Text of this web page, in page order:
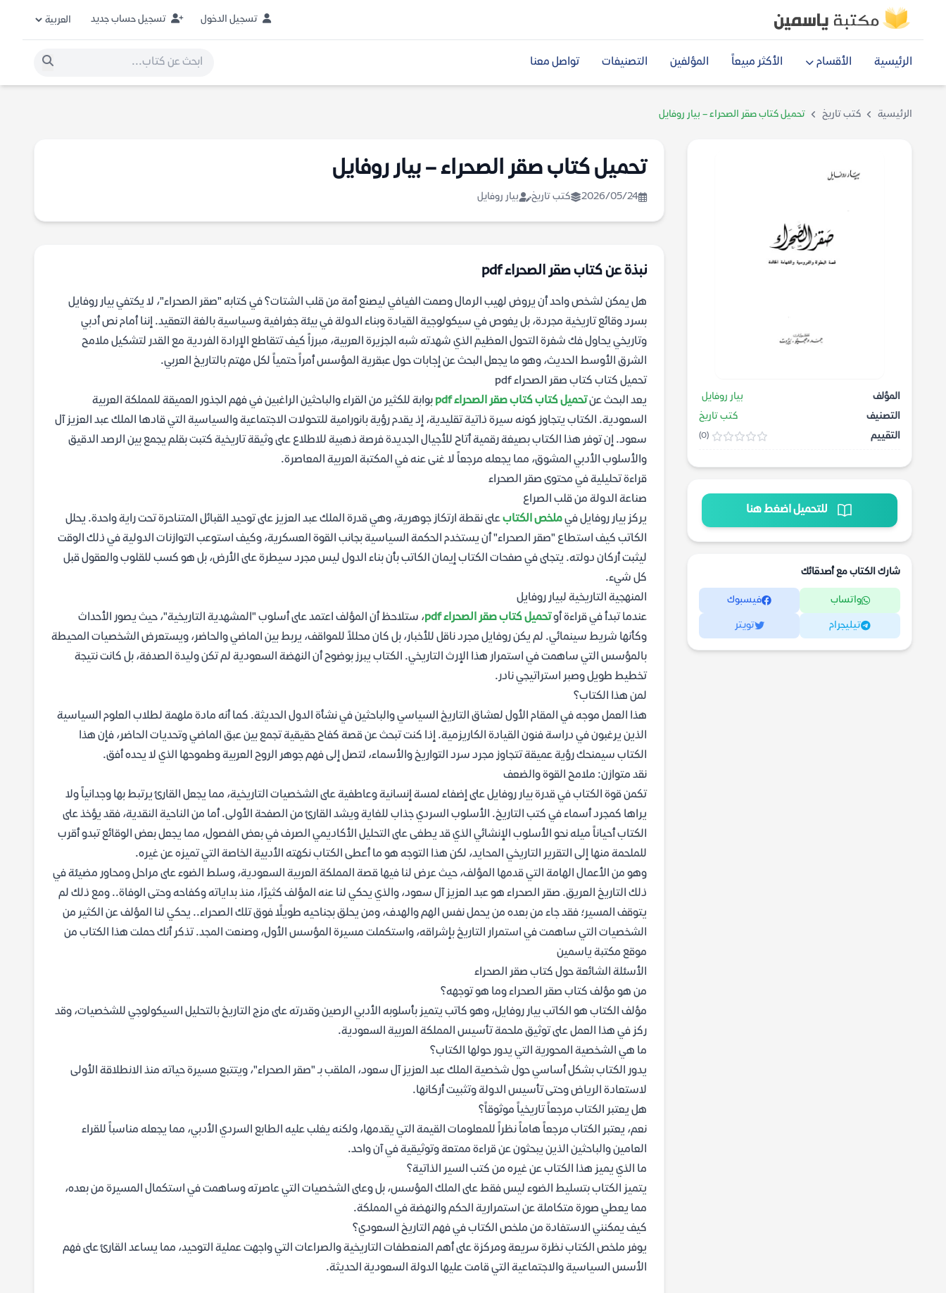
تسجيل الدخول تسجيل حساب جديد
الرئيسية الأقسام الأكثر مبيعاً المؤلفين التصنيفات تواصل معنا
الرئيسية كتب تاريخ تحميل كتاب صقر الصحراء – بيار روفايل
المؤلف
بيار روفايل
التصنيف
كتب تاريخ
التقييم
(0)
للتحميل اضغط هنا
شارك الكتاب مع أصدقائك
واتساب فيسبوك
تيليجرام تويتر
تحميل كتاب صقر الصحراء – بيار روفايل
2026/05/24 كتب تاريخ بيار روفايل
نبذة عن كتاب صقر الصحراء pdf
هل يمكن لشخص واحد أن يروض لهيب الرمال وصمت الفيافي ليصنع أمة من قلب الشتات؟ في كتابه "صقر الصحراء"، لا يكتفي بيار روفايل
بسرد وقائع تاريخية مجردة، بل يغوص في سيكولوجية القيادة وبناء الدولة في بيئة جغرافية وسياسية بالغة التعقيد. إننا أمام نص أدبي
وتاريخي يحاول فك شفرة التحول العظيم الذي شهدته شبه الجزيرة العربية، مبرزاً كيف تتقاطع الإرادة الفردية مع القدر لتشكيل ملامح
الشرق الأوسط الحديث، وهو ما يجعل البحث عن إجابات حول عبقرية المؤسس أمراً حتمياً لكل مهتم بالتاريخ العربي.
تحميل كتاب كتاب صقر الصحراء pdf
يعد البحث عنتحميل كتاب كتاب صقر الصحراء pdf
بوابة للكثير من القراء والباحثين الراغبين في فهم الجذور العميقة للمملكة العربية
السعودية. الكتاب يتجاوز كونه سيرة ذاتية تقليدية، إذ يقدم رؤية بانورامية للتحولات الاجتماعية والسياسية التي قادها الملك عبد العزيز آل
سعود. إن توفر هذا الكتاب بصيغة رقمية أتاح للأجيال الجديدة فرصة ذهبية للاطلاع على وثيقة تاريخية كتبت بقلم يجمع بين الرصد الدقيق
والأسلوب الأدبي المشوق، مما يجعله مرجعاً لا غنى عنه في المكتبة العربية المعاصرة.
قراءة تحليلية في محتوى صقر الصحراء
صناعة الدولة من قلب الصراع
يركز بيار روفايل فيملخص الكتابعلى نقطة ارتكاز جوهرية، وهي قدرة الملك عبد العزيز على توحيد القبائل المتناحرة تحت راية واحدة. يحلل
الكاتب كيف استطاع "صقر الصحراء" أن يستخدم الحكمة السياسية بجانب القوة العسكرية، وكيف استوعب التوازنات الدولية في ذلك الوقت
ليثبت أركان دولته. يتجلى في صفحات الكتاب إيمان الكاتب بأن بناء الدول ليس مجرد سيطرة على الأرض، بل هو كسب للقلوب والعقول قبل
كل شيء.
المنهجية التاريخية لبيار روفايل
عندما تبدأ في قراءة أوتحميل كتاب صقر الصحراء pdf
، ستلاحظ أن المؤلف اعتمد على أسلوب "المشهدية التاريخية"، حيث يصور الأحداث
وكأنها شريط سينمائي. لم يكن روفايل مجرد ناقل للأخبار، بل كان محللاً للمواقف، يربط بين الماضي والحاضر، ويستعرض الشخصيات المحيطة
بالمؤسس التي ساهمت في استمرار هذا الإرث التاريخي. الكتاب يبرز بوضوح أن النهضة السعودية لم تكن وليدة الصدفة، بل كانت نتيجة
تخطيط طويل وصبر استراتيجي نادر.
لمن هذا الكتاب؟
هذا العمل موجه في المقام الأول لعشاق التاريخ السياسي والباحثين في نشأة الدول الحديثة. كما أنه مادة ملهمة لطلاب العلوم السياسية
الذين يرغبون في دراسة فنون القيادة الكاريزمية. إذا كنت تبحث عن قصة كفاح حقيقية تجمع بين عبق الماضي وتحديات الحاضر، فإن هذا
الكتاب سيمنحك رؤية عميقة تتجاوز مجرد سرد التواريخ والأسماء، لتصل إلى فهم جوهر الروح العربية وطموحها الذي لا يحده أفق.
نقد متوازن: ملامح القوة والضعف
تكمن قوة الكتاب في قدرة بيار روفايل على إضفاء لمسة إنسانية وعاطفية على الشخصيات التاريخية، مما يجعل القارئ يرتبط بها وجدانياً ولا
يراها كمجرد أسماء في كتب التاريخ. الأسلوب السردي جذاب للغاية ويشد القارئ من الصفحة الأولى. أما من الناحية النقدية، فقد يؤخذ على
الكتاب أحياناً ميله نحو الأسلوب الإنشائي الذي قد يطغى على التحليل الأكاديمي الصرف في بعض الفصول، مما يجعل بعض الوقائع تبدو أقرب
للملحمة منها إلى التقرير التاريخي المحايد، لكن هذا التوجه هو ما أعطى الكتاب نكهته الأدبية الخاصة التي تميزه عن غيره.
وهو من الأعمال الهامة التي قدمها المؤلف، حيث عرض لنا فيها قصة المملكة العربية السعودية، وسلط الضوء على مراحل ومحاور مضيئة في
ذلك التاريخ العريق. صقر الصحراء هو عبد العزيز آل سعود، والذي يحكي لنا عنه المؤلف كثيرًا، منذ بداياته وكفاحه وحتى الوفاة.. ومع ذلك لم
يتوقف المسير؛ فقد جاء من بعده من يحمل نفس الهم والهدف، ومن يحلق بجناحيه طويلًا فوق تلك الصحراء.. يحكي لنا المؤلف عن الكثير من
الشخصيات التي ساهمت في استمرار التاريخ بإشراقه، واستكملت مسيرة المؤسس الأول، وصنعت المجد. تذكر أنك حملت هذا الكتاب من
موقع مكتبة ياسمين
الأسئلة الشائعة حول كتاب صقر الصحراء
من هو مؤلف كتاب صقر الصحراء وما هو توجهه؟
مؤلف الكتاب هو الكاتب بيار روفايل، وهو كاتب يتميز بأسلوبه الأدبي الرصين وقدرته على مزج التاريخ بالتحليل السيكولوجي للشخصيات، وقد
ركز في هذا العمل على توثيق ملحمة تأسيس المملكة العربية السعودية.
ما هي الشخصية المحورية التي يدور حولها الكتاب؟
يدور الكتاب بشكل أساسي حول شخصية الملك عبد العزيز آل سعود، الملقب بـ "صقر الصحراء"، ويتتبع مسيرة حياته منذ الانطلاقة الأولى
لاستعادة الرياض وحتى تأسيس الدولة وتثبيت أركانها.
هل يعتبر الكتاب مرجعاً تاريخياً موثوقاً؟
نعم، يعتبر الكتاب مرجعاً هاماً نظراً للمعلومات القيمة التي يقدمها، ولكنه يغلب عليه الطابع السردي الأدبي، مما يجعله مناسباً للقراء
العامين والباحثين الذين يبحثون عن قراءة ممتعة وتوثيقية في آن واحد.
ما الذي يميز هذا الكتاب عن غيره من كتب السير الذاتية؟
يتميز الكتاب بتسليط الضوء ليس فقط على الملك المؤسس، بل وعلى الشخصيات التي عاصرته وساهمت في استكمال المسيرة من بعده،
مما يعطي صورة متكاملة عن استمرارية الحكم والنهضة في المملكة.
كيف يمكنني الاستفادة من ملخص الكتاب في فهم التاريخ السعودي؟
يوفر ملخص الكتاب نظرة سريعة ومركزة على أهم المنعطفات التاريخية والصراعات التي واجهت عملية التوحيد، مما يساعد القارئ على فهم
الأسس السياسية والاجتماعية التي قامت عليها الدولة السعودية الحديثة.